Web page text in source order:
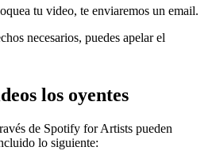
tu video, te enviaremos un email.
necesarios, puedes apelar el
los oyentes
de Spotify for Artists pueden
lo siguiente: